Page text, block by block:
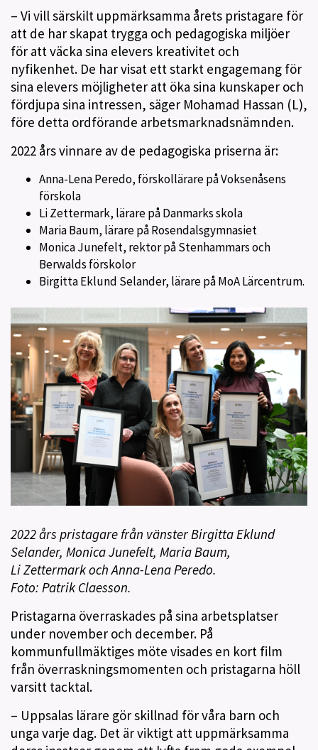
– Vi vill särskilt uppmärksamma årets pristagare för
att de har skapat trygga och pedagogiska miljöer
för att väcka sina elevers kreativitet och
nyfikenhet. De har visat ett starkt engagemang för
sina elevers möjligheter att öka sina kunskaper och
fördjupa sina intressen, säger Mohamad Hassan (L),
före detta ordförande arbetsmarknadsnämnden.
2022 års vinnare av de pedagogiska priserna är:
Anna-Lena Peredo, förskollärare på Voksenåsens
förskola
Li Zettermark, lärare på Danmarks skola
Maria Baum, lärare på Rosendalsgymnasiet
Monica Junefelt, rektor på Stenhammars och
Berwalds förskolor
Birgitta Eklund Selander, lärare på MoA Lärcentrum.
2022 års pristagare från vänster Birgitta Eklund
Selander, Monica Junefelt, Maria Baum,
Li Zettermark och Anna-Lena Peredo.
Foto: Patrik Claesson.
Pristagarna överraskades på sina arbetsplatser
under november och december. På
kommunfullmäktiges möte visades en kort film
från överraskningsmomenten och pristagarna höll
varsitt tacktal.
– Uppsalas lärare gör skillnad för våra barn och
unga varje dag. Det är viktigt att uppmärksamma